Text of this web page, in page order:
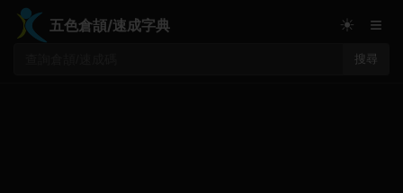
五色倉頡/速成字典
搜尋
☀ ≡